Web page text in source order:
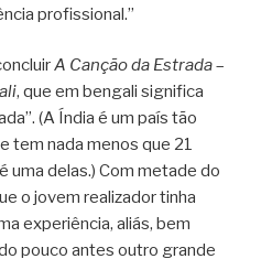
profissional.”
A Canção da Estrada–
, que em bengali significa
(A Índia é um país tão
tem nada menos que 21
uma delas.) Com metade do
o jovem realizador tinha
experiência, aliás, bem
pouco antes outro grande